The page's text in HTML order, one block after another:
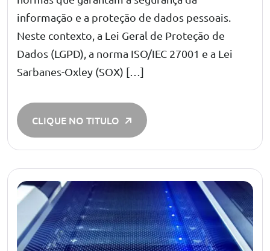
informação e a proteção de dados pessoais.
Neste contexto, a Lei Geral de Proteção de
Dados (LGPD), a norma ISO/IEC 27001 e a Lei
Sarbanes-Oxley (SOX) […]
CLIQUE NO TITULO